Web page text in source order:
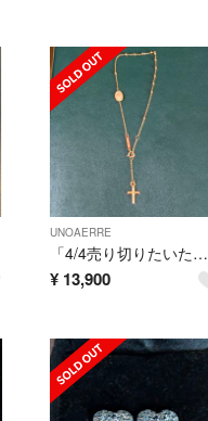
UNOAERRE
「4/4売り切りたいためタイムセール！」ウノアエレ ロザリオブレスレット k9
¥ 13,900